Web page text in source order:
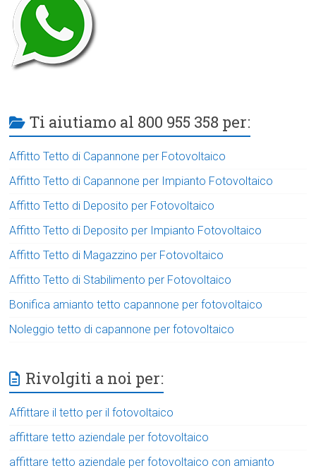
Ti aiutiamo al 800 955 358 per:
Affitto Tetto di Capannone per Fotovoltaico
Affitto Tetto di Capannone per Impianto Fotovoltaico
Affitto Tetto di Deposito per Fotovoltaico
Affitto Tetto di Deposito per Impianto Fotovoltaico
Affitto Tetto di Magazzino per Fotovoltaico
Affitto Tetto di Stabilimento per Fotovoltaico
Bonifica amianto tetto capannone per fotovoltaico
Noleggio tetto di capannone per fotovoltaico
Rivolgiti a noi per:
Affittare il tetto per il fotovoltaico
affittare tetto aziendale per fotovoltaico
affittare tetto aziendale per fotovoltaico con amianto